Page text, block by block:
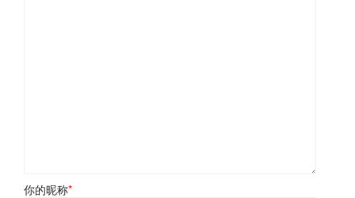
你的昵称*